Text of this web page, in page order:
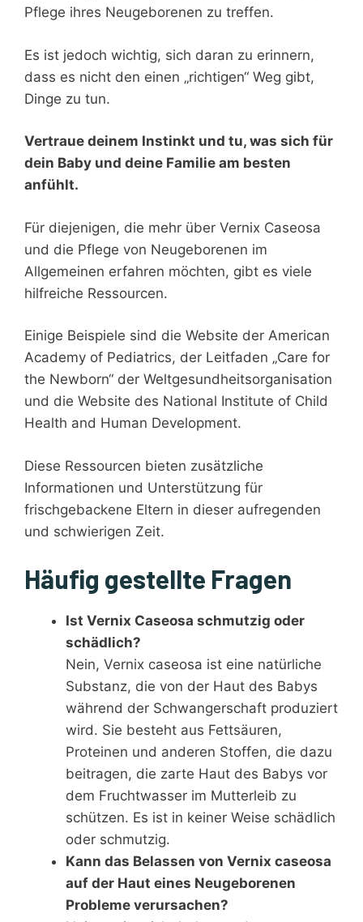
Pflege ihres Neugeborenen zu treffen.
Es ist jedoch wichtig, sich daran zu erinnern,
dass es nicht den einen „richtigen“ Weg gibt,
Dinge zu tun.
Vertraue deinem Instinkt und tu, was sich für
dein Baby und deine Familie am besten
anfühlt.
Für diejenigen, die mehr über Vernix Caseosa
und die Pflege von Neugeborenen im
Allgemeinen erfahren möchten, gibt es viele
hilfreiche Ressourcen.
Einige Beispiele sind die Website der American
Academy of Pediatrics, der Leitfaden „Care for
the Newborn“ der Weltgesundheitsorganisation
und die Website des National Institute of Child
Health and Human Development.
Diese Ressourcen bieten zusätzliche
Informationen und Unterstützung für
frischgebackene Eltern in dieser aufregenden
und schwierigen Zeit.
Häufig gestellte Fragen
Ist Vernix Caseosa schmutzig oder
schädlich?
Nein, Vernix caseosa ist eine natürliche
Substanz, die von der Haut des Babys
während der Schwangerschaft produziert
wird. Sie besteht aus Fettsäuren,
Proteinen und anderen Stoffen, die dazu
beitragen, die zarte Haut des Babys vor
dem Fruchtwasser im Mutterleib zu
schützen. Es ist in keiner Weise schädlich
oder schmutzig.
Kann das Belassen von Vernix caseosa
auf der Haut eines Neugeborenen
Probleme verursachen?